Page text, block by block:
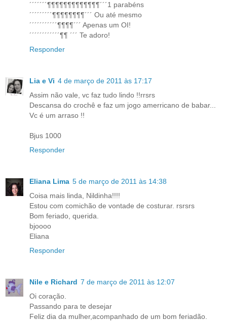
´´´´´´´¶¶¶¶¶¶¶¶¶¶¶¶¶´´´1 parabéns
´´´´´´´´´¶¶¶¶¶¶¶¶´´´ Ou até mesmo
´´´´´´´´´´´¶¶¶¶´´´ Apenas um OI!
´´´´´´´´´´´´¶¶ ´´´ Te adoro!
Responder
Lia e Vi 4 de março de 2011 às 17:17
Assim não vale, vc faz tudo lindo !!rrsrs
Descansa do crochê e faz um jogo amerricano de babar...
Vc é um arraso !!
Bjus 1000
Responder
Eliana Lima 5 de março de 2011 às 14:38
Coisa mais linda, Nildinha!!!!
Estou com comichão de vontade de costurar. rsrsrs
Bom feriado, querida.
bjoooo
Eliana
Responder
Nile e Richard 7 de março de 2011 às 12:07
Oi coração.
Passando para te desejar
Feliz dia da mulher,acompanhado de um bom feriadão.